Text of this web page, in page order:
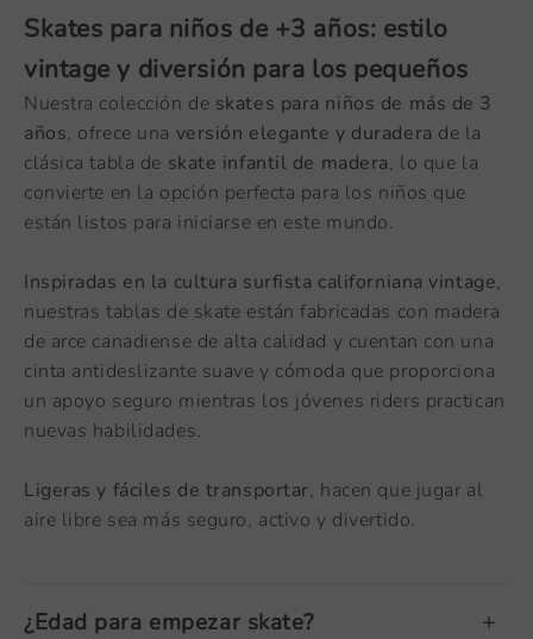
Skates para niños de +3 años: estilo
vintage y diversión para los pequeños
Nuestra colección de skates para niños de más de 3
años, ofrece una versión elegante y duradera de la
clásica tabla de skate infantil de madera, lo que la
convierte en la opción perfecta para los niños que
están listos para iniciarse en este mundo.
Inspiradas en la cultura surfista californiana vintage,
nuestras tablas de skate están fabricadas con madera
de arce canadiense de alta calidad y cuentan con una
cinta antideslizante suave y cómoda que proporciona
un apoyo seguro mientras los jóvenes riders practican
nuevas habilidades.
Ligeras y fáciles de transportar, hacen que jugar al
aire libre sea más seguro, activo y divertido.
¿Edad para empezar skate?